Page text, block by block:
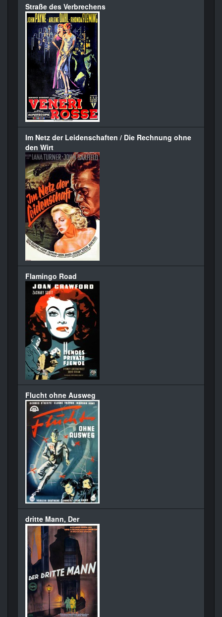
Straße des Verbrechens
Im Netz der Leidenschaften / Die Rechnung ohne
den Wirt
Flamingo Road
Flucht ohne Ausweg
dritte Mann, Der